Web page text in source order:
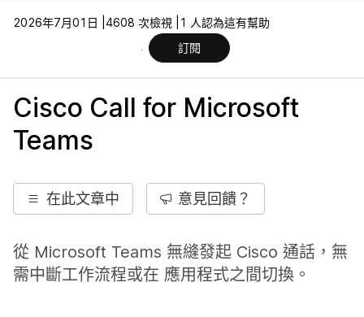
2026年7月01日 | 4608 次檢視 |
1 人認為這有幫助
訂閱
Cisco Call for Microsoft
Teams
在此文章中 意見回饋？
從 Microsoft Teams 無縫發起 Cisco 通話，無
需中斷工作流程或在 應用程式之間切換。